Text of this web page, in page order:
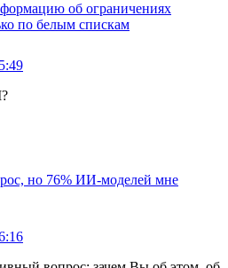
об ограничениях
по белым спискам
но 76% ИИ-моделей мне